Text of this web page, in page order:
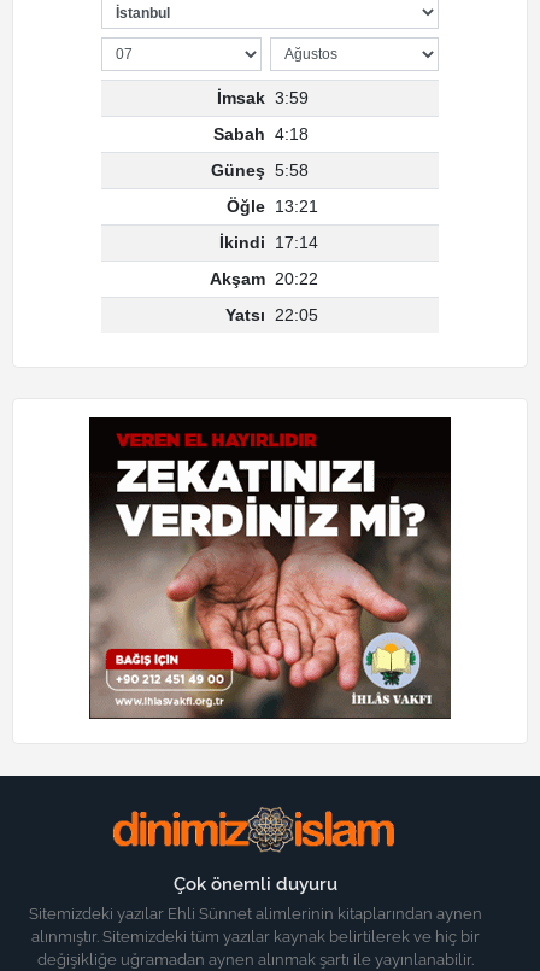
Çok önemli duyuru
Sitemizdeki yazılar Ehli Sünnet alimlerinin kitaplarından aynen
alınmıştır. Sitemizdeki tüm yazılar kaynak belirtilerek ve hiç bir
değişikliğe uğramadan aynen alınmak şartı ile yayınlanabilir.